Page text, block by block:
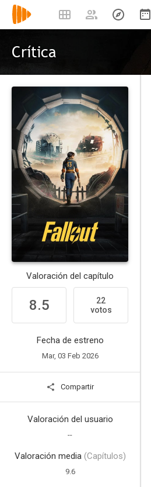
Crítica
Valoración del capítulo
8.5
22
votos
Fecha de estreno
Mar, 03 Feb 2026
Compartir
Valoración del usuario
--
Valoración media (Capítulos)
9.6